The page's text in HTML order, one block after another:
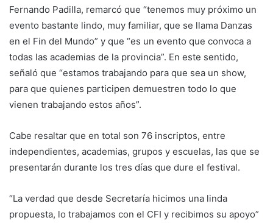
Fernando Padilla, remarcó que “tenemos muy próximo un
evento bastante lindo, muy familiar, que se llama Danzas
en el Fin del Mundo” y que “es un evento que convoca a
todas las academias de la provincia”. En este sentido,
señaló que “estamos trabajando para que sea un show,
para que quienes participen demuestren todo lo que
vienen trabajando estos años”.
Cabe resaltar que en total son 76 inscriptos, entre
independientes, academias, grupos y escuelas, las que se
presentarán durante los tres días que dure el festival.
“La verdad que desde Secretaría hicimos una linda
propuesta, lo trabajamos con el CFI y recibimos su apoyo”